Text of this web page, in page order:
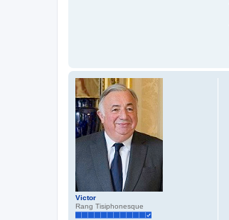
Victor
Rang Tisiphonesque